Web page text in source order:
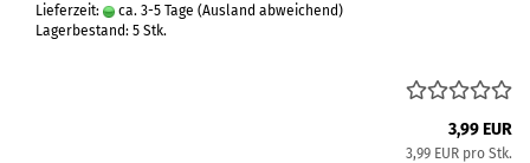
Lieferzeit:
ca. 3-5 Tage (Ausland abweichend)
Lagerbestand: 5 Stk.
3,99 EUR
3,99 EUR pro Stk.